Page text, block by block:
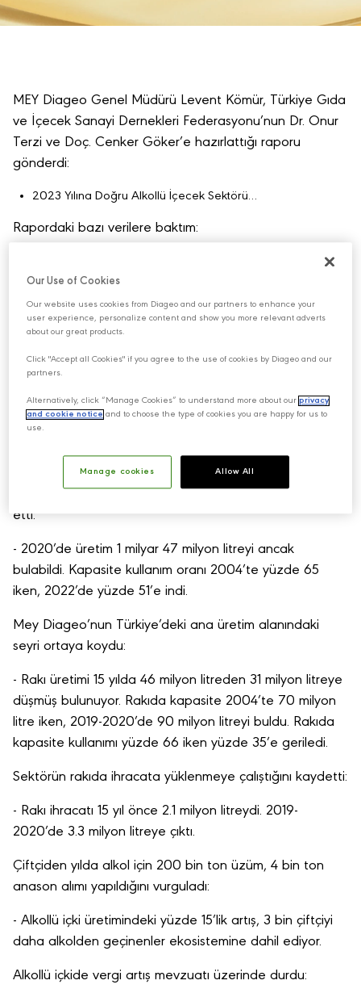
MEY Diageo Genel Müdürü Levent Kömür, Türkiye Gıda
ve İçecek Sanayi Dernekleri Federasyonu’nun Dr. Onur
Terzi ve Doç. Cenker Göker’e hazırlattığı raporu
gönderdi:
2023 Yılına Doğru Alkollü İçecek Sektörü…
Rapordaki bazı verilere baktım:
2004 yılında Türkiye’de 66 alkollü içecek üreticisi vardı.
2019’da üretici sayısı 249’a çıktı.
16 distile alkollü içecek üreticisi faaliyet gösteriyor.
214 de şarap üreten şirket var.
Levent Kömür, rapordaki kapasite bölümüne dikkat
- 2004 yılında Türkiye’de tüm alkollü içkilerin üretim
kapasite yüzde 42 arttı. 2 milyar litreye çıktı.
etti:
- 2020’de üretim 1 milyar 47 milyon litreyi ancak
bulabildi. Kapasite kullanım oranı 2004’te yüzde 65
iken, 2022’de yüzde 51’e indi.
Mey Diageo’nun Türkiye’deki ana üretim alanındaki
seyri ortaya koydu:
- Rakı üretimi 15 yılda 46 milyon litreden 31 milyon litreye
düşmüş bulunuyor. Rakıda kapasite 2004’te 70 milyon
litre iken, 2019-2020’de 90 milyon litreyi buldu. Rakıda
kapasite kullanımı yüzde 66 iken yüzde 35’e geriledi.
Sektörün rakıda ihracata yüklenmeye çalıştığını kaydetti:
- Rakı ihracatı 15 yıl önce 2.1 milyon litreydi. 2019-
2020’de 3.3 milyon litreye çıktı.
Çiftçiden yılda alkol için 200 bin ton üzüm, 4 bin ton
anason alımı yapıldığını vurguladı:
- Alkollü içki üretimindeki yüzde 15’lik artış, 3 bin çiftçiyi
daha alkolden geçinenler ekosistemine dahil ediyor.
Alkollü içkide vergi artış mevzuatı üzerinde durdu:
Our Use of Cookies
Our website uses cookies from Diageo and our partners to enhance your
user experience, personalize content and show you more relevant adverts
about our great products.
Click "Accept all Cookies" if you agree to the use of cookies by Diageo and our
partners.
Alternatively, click “Manage Cookies” to understand more about ourprivacy
and cookie notice and to choose the type of cookies you are happy for us to
use.
Manage cookies Allow All